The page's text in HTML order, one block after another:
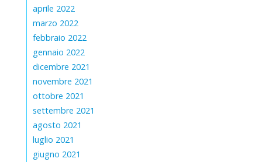
aprile 2022
marzo 2022
febbraio 2022
gennaio 2022
dicembre 2021
novembre 2021
ottobre 2021
settembre 2021
agosto 2021
luglio 2021
giugno 2021